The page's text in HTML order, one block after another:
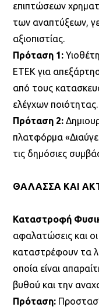
επιπτώσεων
των αναπτύξεων,
αξιοπιστίας.
Πρόταση 1:
ΕΤΕΚ για
από τους
ελέγχων ποιότητας.
Πρόταση 2:
πλατφόρμα
τις δημόσιες
ΘΑΛΑΣΣΑ ΚΑΙ
Καταστροφή
αφαλατώσεις και
καταστρέφουν τα
οποία είναι
βυθού και την
Πρόταση: